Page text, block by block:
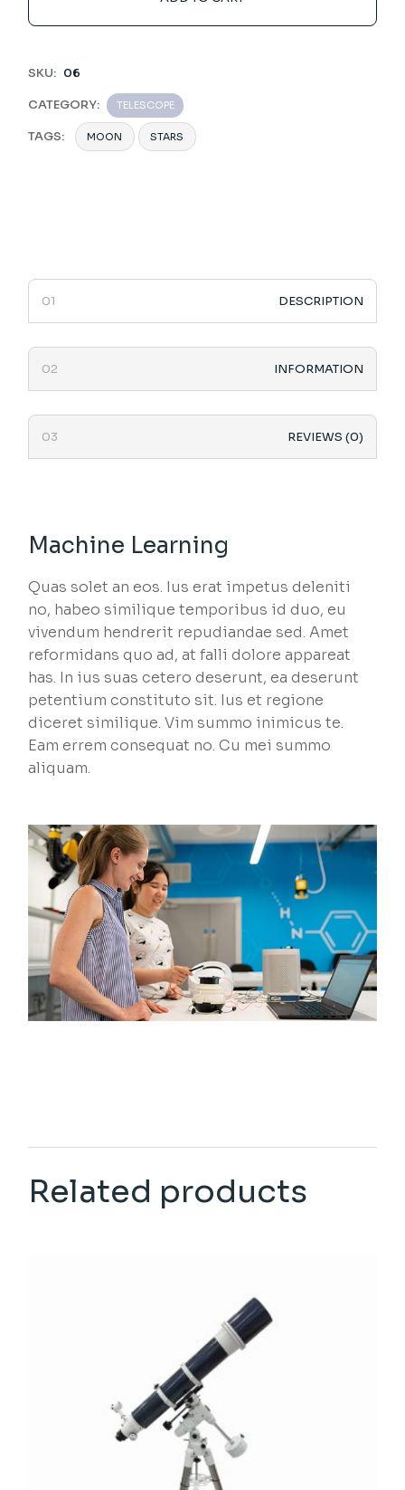
SKU: 06
CATEGORY: TELESCOPE
TAGS: MOON STARS
DESCRIPTION
INFORMATION
REVIEWS (0)
Machine Learning
Quas solet an eos. Ius erat impetus deleniti
no, habeo similique temporibus id duo, eu
vivendum hendrerit repudiandae sed. Amet
reformidans quo ad, at falli dolore appareat
has. In ius suas cetero deserunt, ea deserunt
petentium constituto sit. Ius et regione
diceret similique. Vim summo inimicus te.
Eam errem consequat no. Cu mei summo
aliquam.
Related products